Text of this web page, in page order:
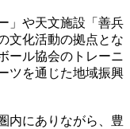
」や天文施設「善兵
文化活動の拠点とな
ール協会のトレーニ
ツを通じた地域振興
内にありながら、豊